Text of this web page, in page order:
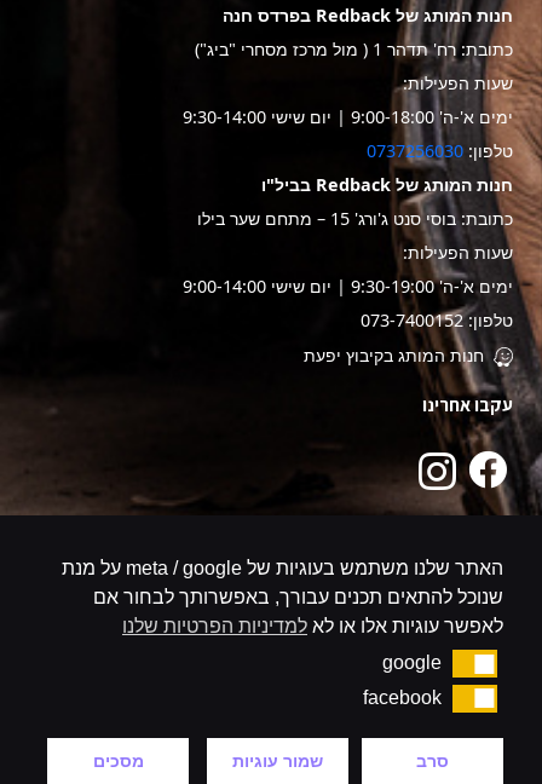
חנות המותג של Redback בפרדס חנה
כתובת: רח' תדהר 1 ( מול מרכז מסחרי "ביג")
שעות הפעילות:
ימים א'-ה' 9:00-18:00 | יום שישי 9:30-14:00
טלפון: 0737256030
חנות המותג של Redback בביל"ו
כתובת: בוסי סנט ג'ורג' 15 – מתחם שער בילו
שעות הפעילות:
ימים א'-ה' 9:30-19:00 | יום שישי 9:00-14:00
טלפון: 073-7400152
חנות המותג בקיבוץ יפעת
עקבו אחרינו
קניה באתר מאובטח צריכים עזרה?
האתר שלנו משתמש בעוגיות של meta / google על מנת
שנוכל להתאים תכנים עבורך, באפשרותך לבחור אם
לאפשר עוגיות אלו או לא למדיניות הפרטיות שלנו
google
google
facebook
facebook
סרב שמור עוגיות מסכים